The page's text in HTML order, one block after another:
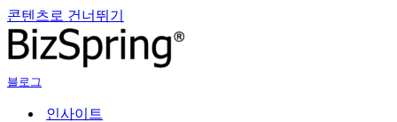
콘텐츠로 건너뛰기
블로그
인사이트